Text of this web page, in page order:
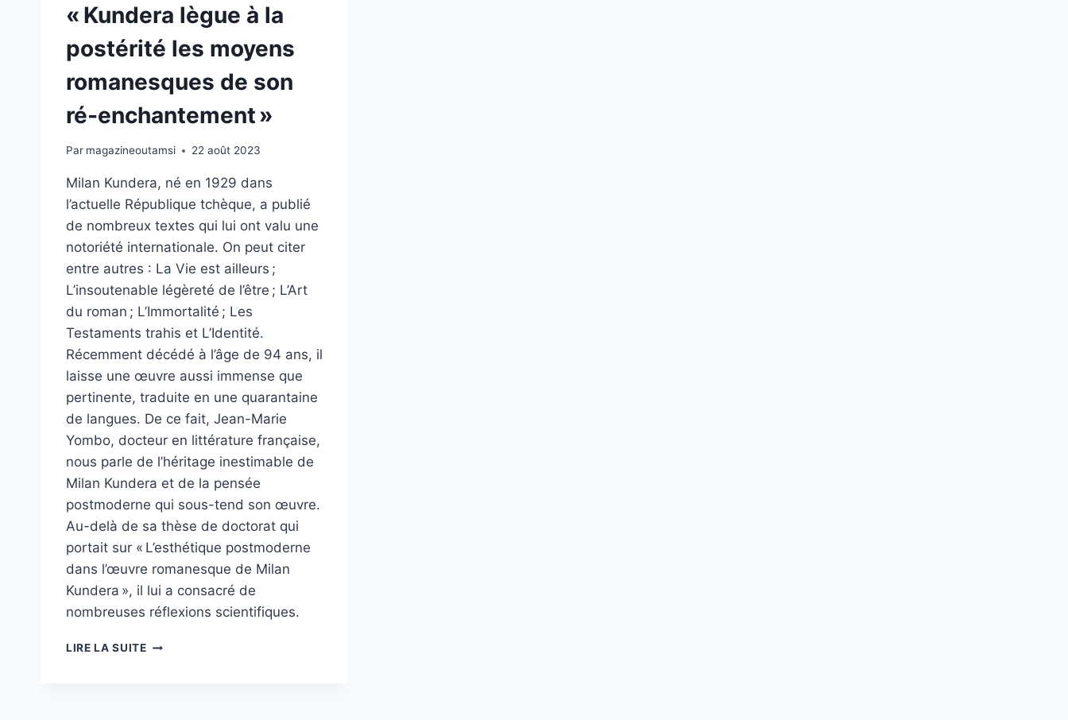
« Kundera lègue à la
postérité les moyens
romanesques de son
ré-enchantement »
Par magazineoutamsi 22 août 2023
Milan Kundera, né en 1929 dans
l’actuelle République tchèque, a publié
de nombreux textes qui lui ont valu une
notoriété internationale. On peut citer
entre autres : La Vie est ailleurs ;
L’insoutenable légèreté de l’être ; L’Art
du roman ; L’Immortalité ; Les
Testaments trahis et L’Identité.
Récemment décédé à l’âge de 94 ans, il
laisse une œuvre aussi immense que
pertinente, traduite en une quarantaine
de langues. De ce fait, Jean-Marie
Yombo, docteur en littérature française,
nous parle de l’héritage inestimable de
Milan Kundera et de la pensée
postmoderne qui sous-tend son œuvre.
Au-delà de sa thèse de doctorat qui
portait sur « L’esthétique postmoderne
dans l’œuvre romanesque de Milan
Kundera », il lui a consacré de
nombreuses réflexions scientifiques.
LIRE LA SUITEDR